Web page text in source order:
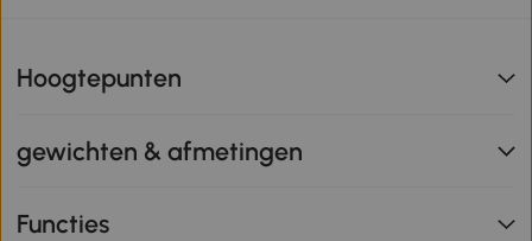
Hoogtepunten
gewichten & afmetingen
Functies